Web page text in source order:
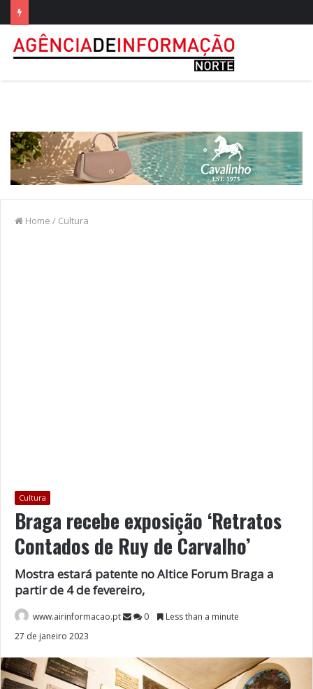
Home / Cultura
Cultura
Braga recebe exposição ‘Retratos
Contados de Ruy de Carvalho’
Mostra estará patente no Altice Forum Braga a
partir de 4 de fevereiro,
www.airinformacao.pt 0
Less than a minute
27 de janeiro 2023